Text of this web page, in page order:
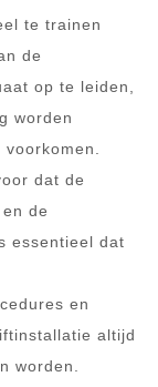
te trainen
de
op te leiden,
worden
dat de
de
essentieel dat
en
altijd
worden.